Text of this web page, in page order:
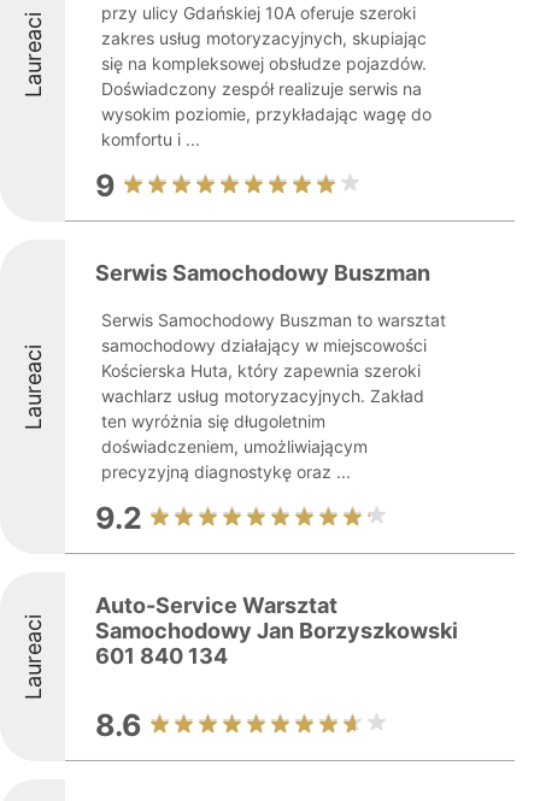
Laureaci
przy ulicy Gdańskiej 10A oferuje szeroki
zakres usług motoryzacyjnych, skupiając
się na kompleksowej obsłudze pojazdów.
Doświadczony zespół realizuje serwis na
wysokim poziomie, przykładając wagę do
komfortu i ...
9
Laureaci
Serwis Samochodowy Buszman
Serwis Samochodowy Buszman to warsztat
samochodowy działający w miejscowości
Kościerska Huta, który zapewnia szeroki
wachlarz usług motoryzacyjnych. Zakład
ten wyróżnia się długoletnim
doświadczeniem, umożliwiającym
precyzyjną diagnostykę oraz ...
9.2
Laureaci
Auto-Service Warsztat
Samochodowy Jan Borzyszkowski
601 840 134
8.6